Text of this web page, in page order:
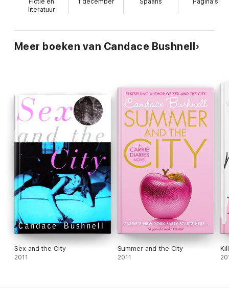
Fictie en
literatuur
1 december Spaans Pagina's
Meer boeken van Candace Bushnell
Sex and the City
2011
Summer and the City
2011